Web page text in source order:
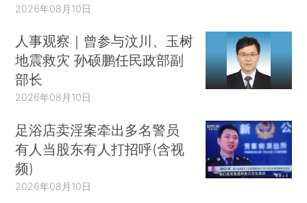
2026年08月10日
人事观察｜曾参与汶川、玉树
地震救灾 孙硕鹏任民政部副
部长
2026年08月10日
足浴店卖淫案牵出多名警员
有人当股东有人打招呼(含视
频)
2026年08月10日